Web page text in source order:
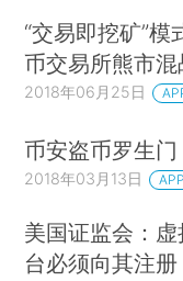
“交易即挖矿”
币交易所熊市混
2018年06月25日
币安盗币罗生
2018年03月13日
美国证监会：
台必须向其注册